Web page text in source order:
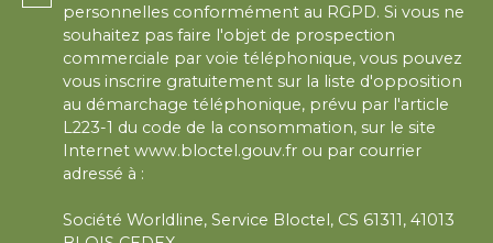
personnelles conformément au RGPD. Si vous ne
souhaitez pas faire l'objet de prospection
commerciale par voie téléphonique, vous pouvez
vous inscrire gratuitement sur la liste d'opposition
au démarchage téléphonique, prévu par l'article
L223-1 du code de la consommation, sur le site
Internet www.bloctel.gouv.fr ou par courrier
adressé à :
Société Worldline, Service Bloctel, CS 61311, 41013